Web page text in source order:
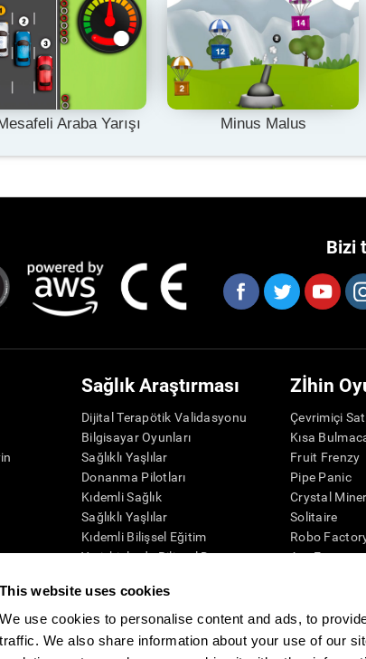
This website uses cookies
We use cookies to personalise content and ads, to
traffic. We also share information about your use of our
Araba Yarışı Minus Malus
Bizi
Sağlık Araştırması
Dijital Terapötik Validasyonu
Bilgisayar Oyunları
Sağlıklı Yaşlılar
Donanma Pilotları
Kıdemli Sağlık
Sağlıklı Yaşlılar
Kıdemli Bilişsel Eğitim
Yetişkinlerde Bilişsel Durum
SG4D taksonomisi
Zİhin
Çevrimiçi
Kısa
Fruit Frenzy
Pipe Panic
Crystal Miner
Solitaire
Robo
Ant Escape
Görsel
Eşleştir!